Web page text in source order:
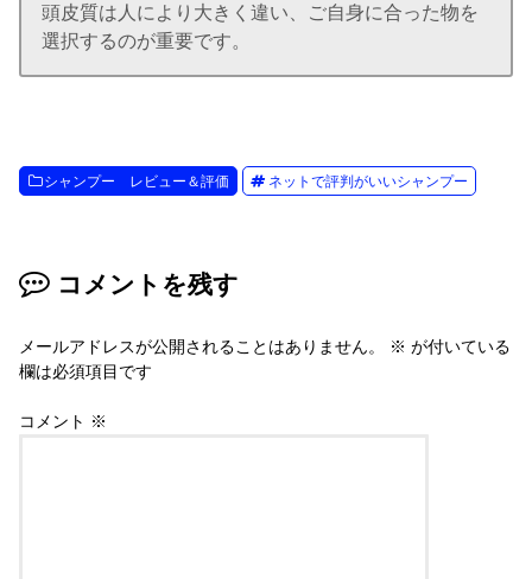
頭皮質は人により大きく違い、ご自身に合った物を
選択するのが重要です。
シャンプー レビュー＆評価 ネットで評判がいいシャンプー
コメントを残す
メールアドレスが公開されることはありません。 ※ が付いている
欄は必須項目です
コメント ※